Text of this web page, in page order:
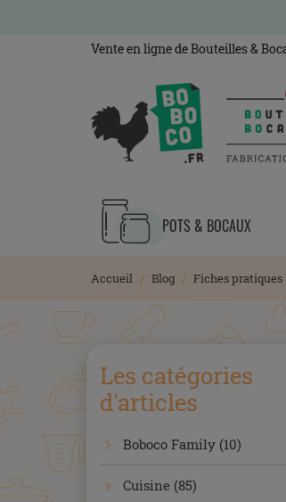
Vente en ligne de Bouteilles &
POTS & BOCAUX
Accueil Blog Fiches pratiques
Les catégories
d'articles
Boboco Family (10)
Cuisine (85)